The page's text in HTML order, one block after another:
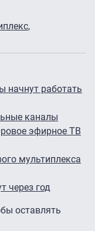
начнут работать
каналы
эфирное ТВ
мультиплекса
через год
оставлять